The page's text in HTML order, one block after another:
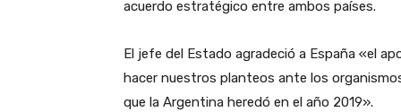
acuerdo estratégico entre ambos países.
El jefe del Estado agradeció a España «el
hacer nuestros planteos ante los
que la Argentina heredó en el año 2019».